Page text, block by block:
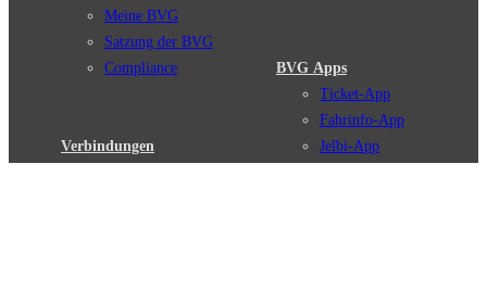
Meine BVG
Satzung der BVG
Compliance
Verbindungen
BVG Apps
Ticket-App
Fahrinfo-App
Jelbi-App